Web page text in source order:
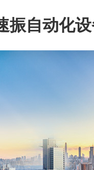
振自动化